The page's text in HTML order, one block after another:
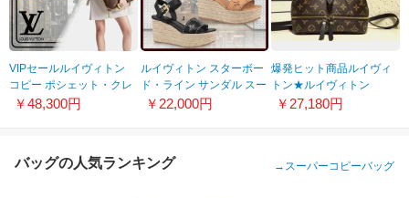
VIPセールルイヴィトン
コピー ポシェット・クレ
XL モノグラム M46567
￥48,300円
ルイヴィトン スターボー
ド・ライン サンダル スー
パーコピー 3色 1A9PKL
￥22,000円
爆発ヒット商品ルイヴィ
トン★ルイヴィトン
M42507-2女性バックパッ
￥27,180円
バッグの人気ランキング → スーパーコピーバッグ